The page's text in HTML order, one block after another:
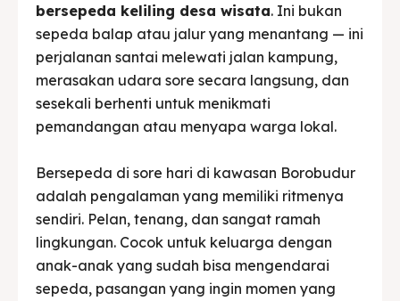
bersepeda keliling desa wisata. Ini bukan
sepeda balap atau jalur yang menantang — ini
perjalanan santai melewati jalan kampung,
merasakan udara sore secara langsung, dan
sesekali berhenti untuk menikmati
pemandangan atau menyapa warga lokal.
Bersepeda di sore hari di kawasan Borobudur
adalah pengalaman yang memiliki ritmenya
sendiri. Pelan, tenang, dan sangat ramah
lingkungan. Cocok untuk keluarga dengan
anak-anak yang sudah bisa mengendarai
sepeda, pasangan yang ingin momen yang